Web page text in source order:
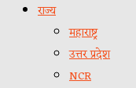
राज्य
महाराष्ट्र
उत्तर प्रदेश
NCR